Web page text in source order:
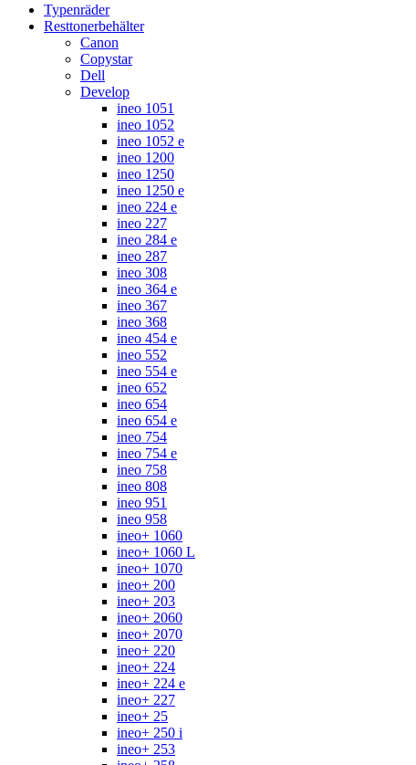
Typenräder
Resttonerbehälter
Canon
Copystar
Dell
Develop
ineo 1051
ineo 1052
ineo 1052 e
ineo 1200
ineo 1250
ineo 1250 e
ineo 224 e
ineo 227
ineo 284 e
ineo 287
ineo 308
ineo 364 e
ineo 367
ineo 368
ineo 454 e
ineo 552
ineo 554 e
ineo 652
ineo 654
ineo 654 e
ineo 754
ineo 754 e
ineo 758
ineo 808
ineo 951
ineo 958
ineo+ 1060
ineo+ 1060 L
ineo+ 1070
ineo+ 200
ineo+ 203
ineo+ 2060
ineo+ 2070
ineo+ 220
ineo+ 224
ineo+ 224 e
ineo+ 227
ineo+ 25
ineo+ 250 i
ineo+ 253